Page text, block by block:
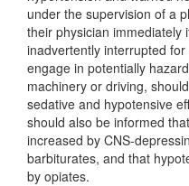
under the supervision of a
their physician immediately
inadvertently interrupted
engage in potentially
machinery or driving,
sedative and hypotensive
should also be informed
increased by CNS-
barbiturates, and that
by opiates.